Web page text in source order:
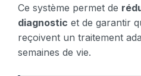
Ce système permet de
diagnostic et de garantir
reçoivent un traitement
semaines de vie.